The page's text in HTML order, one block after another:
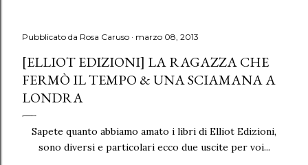
Pubblicato da Rosa Caruso marzo 08, 2013
[ELLIOT EDIZIONI] LA RAGAZZA CHE
FERMÒ IL TEMPO & UNA SCIAMANA A
LONDRA
Sapete quanto abbiamo amato i libri di Elliot Edizioni,
sono diversi e particolari ecco due uscite per voi...